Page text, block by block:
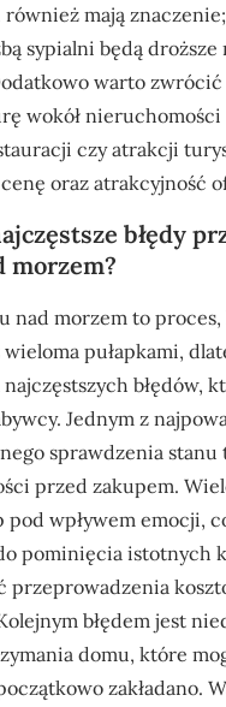
mają
sypialni będą droższe
warto zwrócić
wokół nieruchomości
czy atrakcji
oraz atrakcyjność
błędy
morzem?
nad morzem to
wieloma pułapkami,
błędów,
Jednym z
sprawdzenia
przed zakupem.
pod wpływem emocji,
pominięcia istotnych
przeprowadzenia
błędem jest
domu, które
zakładano.